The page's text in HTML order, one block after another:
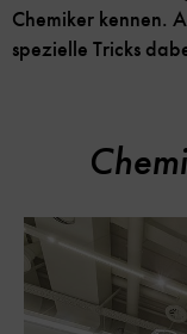
Chemiker kennen.
spezielle Tricks